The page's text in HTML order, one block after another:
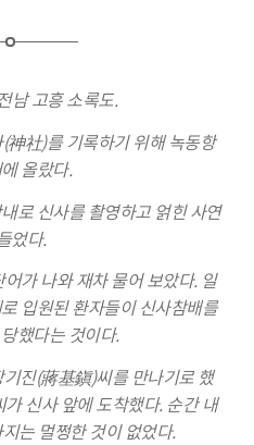
남 고흥 소록도.
神社)를 기록하기 위해 녹동항
올랐다.
로 신사를 촬영하고 얽힌 사연
었다.
가 나와 재차 물어 보았다. 일
입원된 환자들이 신사참배를
했다는 것이다.
진(蔣基鎭)씨를 만나기로 했
신사 앞에 도착했다. 순간 내
는 멀쩡한 것이 없었다.